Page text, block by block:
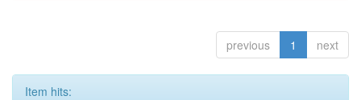
previous 1 next
Item hits: